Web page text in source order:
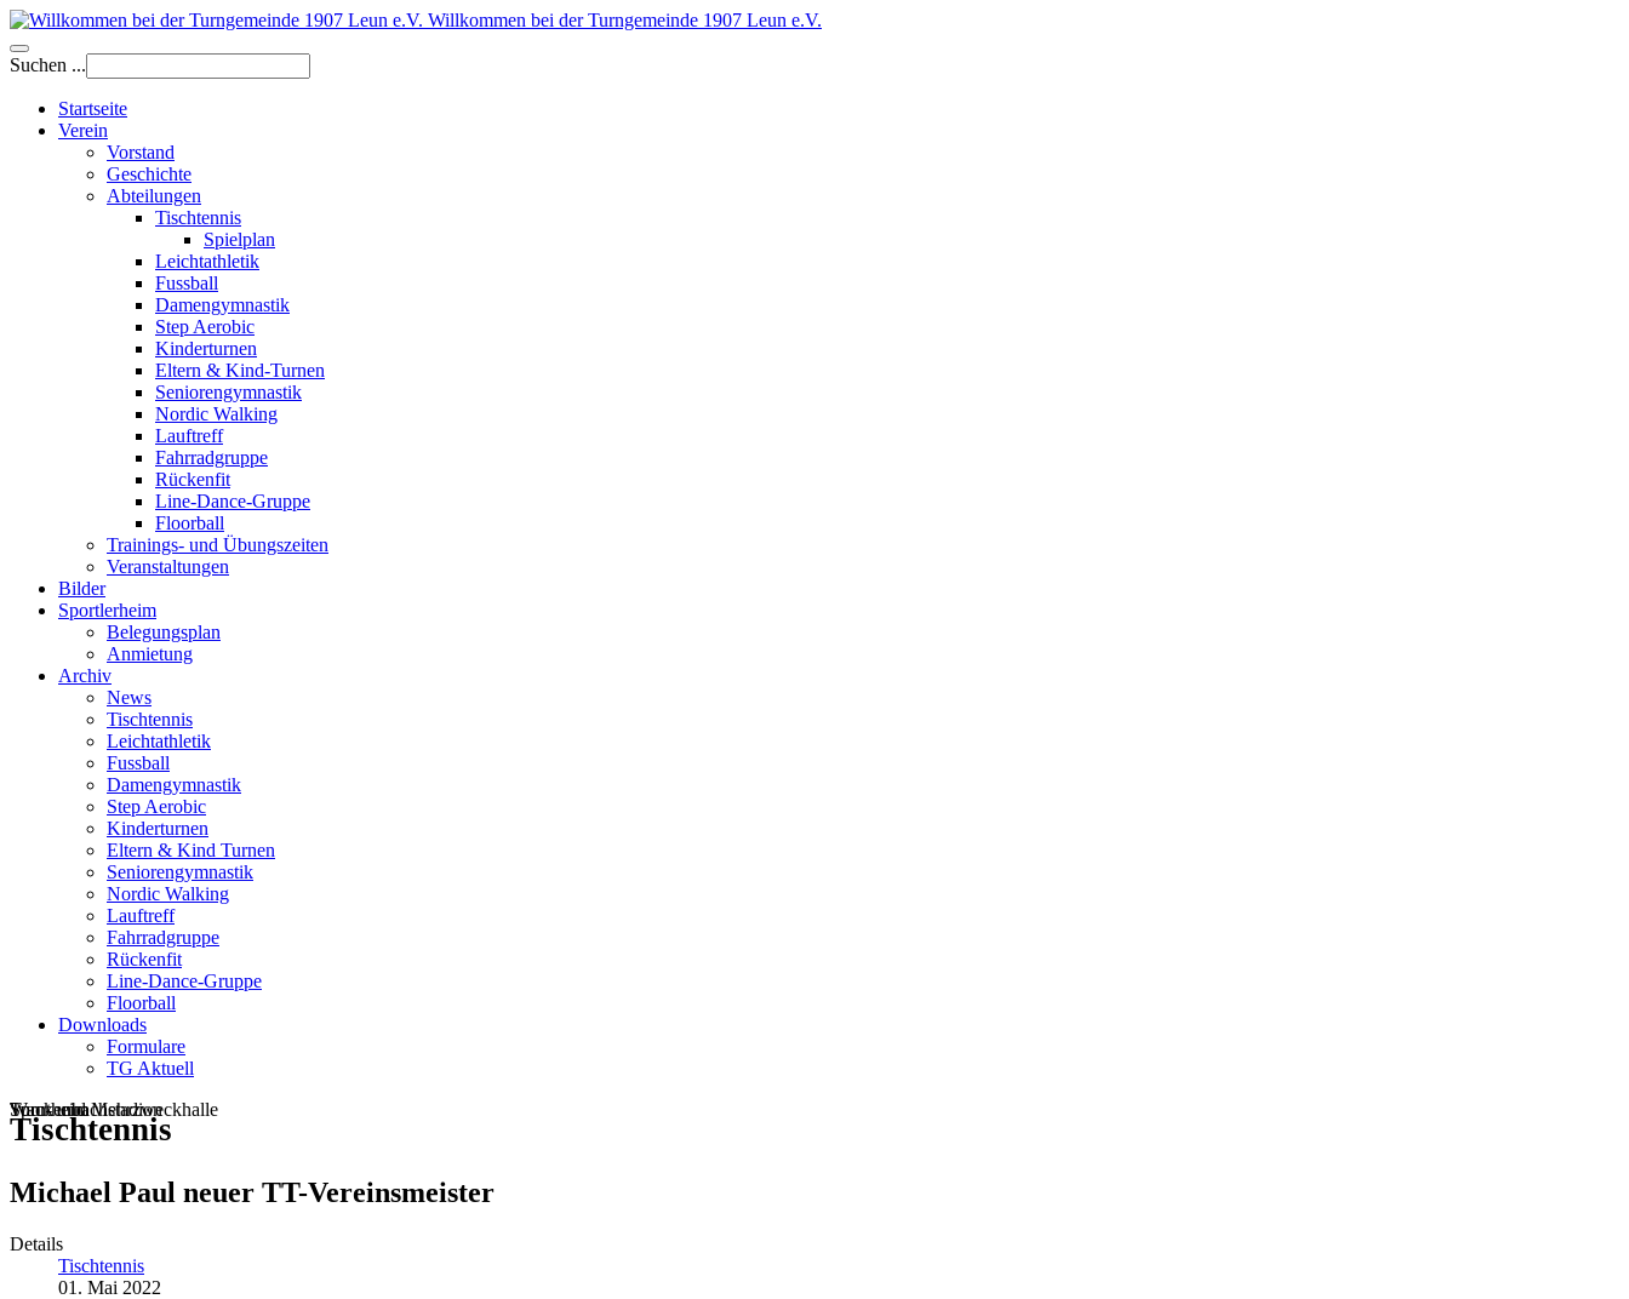
Willkommen bei der Turngemeinde 1907 Leun e.V.
Suchen ...
Startseite
Verein
Vorstand
Geschichte
Abteilungen
Tischtennis
Spielplan
Leichtathletik
Fussball
Damengymnastik
Step Aerobic
Kinderturnen
Eltern & Kind-Turnen
Seniorengymnastik
Nordic Walking
Lauftreff
Fahrradgruppe
Rückenfit
Line-Dance-Gruppe
Floorball
Trainings- und Übungszeiten
Veranstaltungen
Bilder
Sportlerheim
Belegungsplan
Anmietung
Archiv
News
Tischtennis
Leichtathletik
Fussball
Damengymnastik
Step Aerobic
Kinderturnen
Eltern & Kind Turnen
Seniorengymnastik
Nordic Walking
Lauftreff
Fahrradgruppe
Rückenfit
Line-Dance-Gruppe
Floorball
Downloads
Formulare
TG Aktuell
Sportheim
Turn- und Mehrzweckhalle
Wackenbachstadion
Tischtennis
Michael Paul neuer TT-Vereinsmeister
Details
Tischtennis
01. Mai 2022